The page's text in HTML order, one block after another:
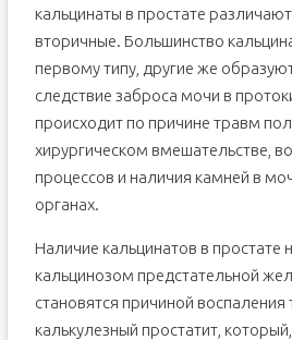
кальцинаты в простате
вторичные. Большинство
первому типу, другие же
следствие заброса мочи в
происходит по причине травм
хирургическом вмешательстве,
процессов и наличия камней в
органах.
​Наличие кальцинатов в простате
кальцинозом предстательной
становятся причиной воспаления
калькулезный простатит,